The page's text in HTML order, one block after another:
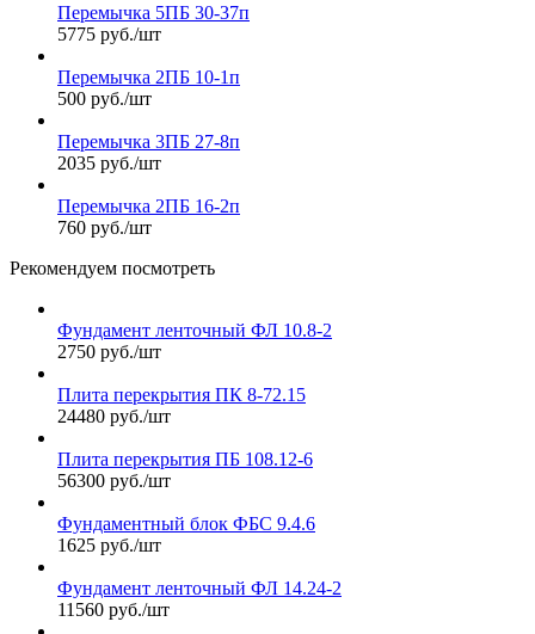
Перемычка 5ПБ 30-37п
5775 руб./шт
Перемычка 2ПБ 10-1п
500 руб./шт
Перемычка 3ПБ 27-8п
2035 руб./шт
Перемычка 2ПБ 16-2п
760 руб./шт
Рекомендуем посмотреть
Фундамент ленточный ФЛ 10.8-2
2750 руб./шт
Плита перекрытия ПК 8-72.15
24480 руб./шт
Плита перекрытия ПБ 108.12-6
56300 руб./шт
Фундаментный блок ФБС 9.4.6
1625 руб./шт
Фундамент ленточный ФЛ 14.24-2
11560 руб./шт